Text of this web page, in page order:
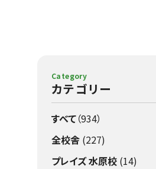
Category
カテゴリー
すべて（934）
全校舎(227)
プレイズ 水原校(14)